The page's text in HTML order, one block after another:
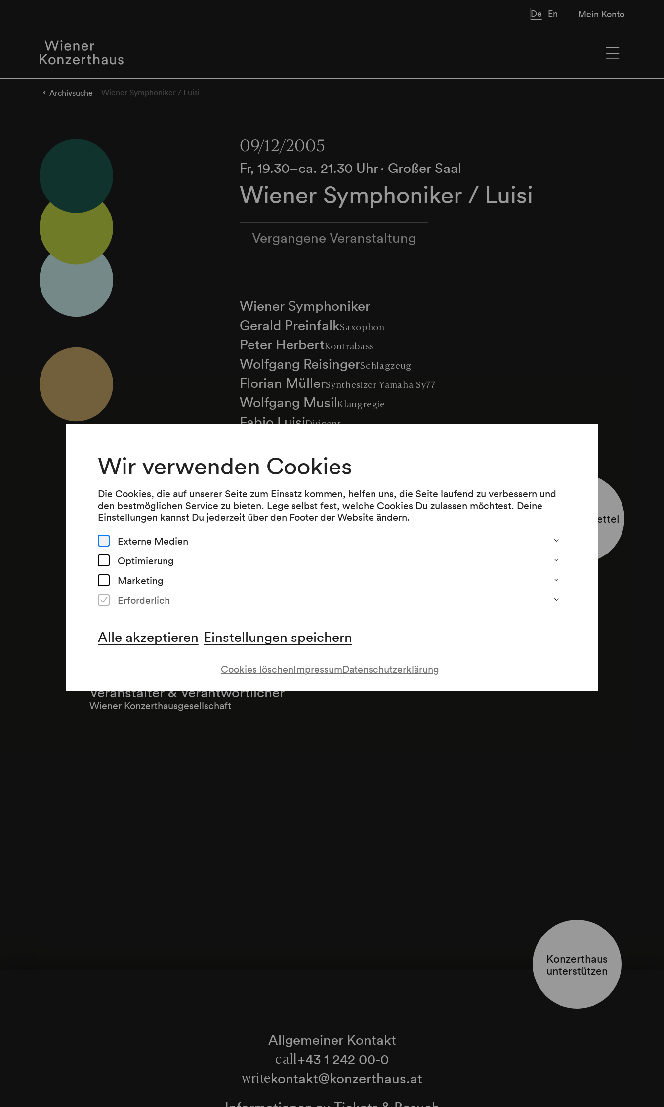
Wir verwenden Cookies
Die Cookies, die auf unserer Seite zum Einsatz kommen, helfen uns, die Seite laufend zu verbessern und
den bestmöglichen Service zu bieten. Lege selbst fest, welche Cookies Du zulassen möchtest. Deine
Einstellungen kannst Du jederzeit über den Footer der Website ändern.
Externe Medien
Optimierung
Marketing
Erforderlich
Alle akzeptieren Einstellungen speichern
Cookies löschenImpressumDatenschutzerklärung
De En Mein Konto
Archivsuche Wiener Symphoniker / Luisi
09/12/2005
Fr, 19.30–ca. 21.30 Uhr∙ Großer Saal
Wiener Symphoniker / Luisi
Vergangene Veranstaltung
Wiener Symphoniker
Gerald PreinfalkSaxophon
Peter HerbertKontrabass
Wolfgang ReisingerSchlagzeug
Florian MüllerSynthesizer Yamaha Sy77
Wolfgang MusilKlangregie
Fabio LuisiDirigent
Bernhard Lang Programmzettel
Veranstalter & Verantwortlicher
Wiener Konzerthausgesellschaft
Konzerthaus
unterstützen
Allgemeiner Kontakt
call+43 1 242 00-0
writekontakt@konzerthaus.at